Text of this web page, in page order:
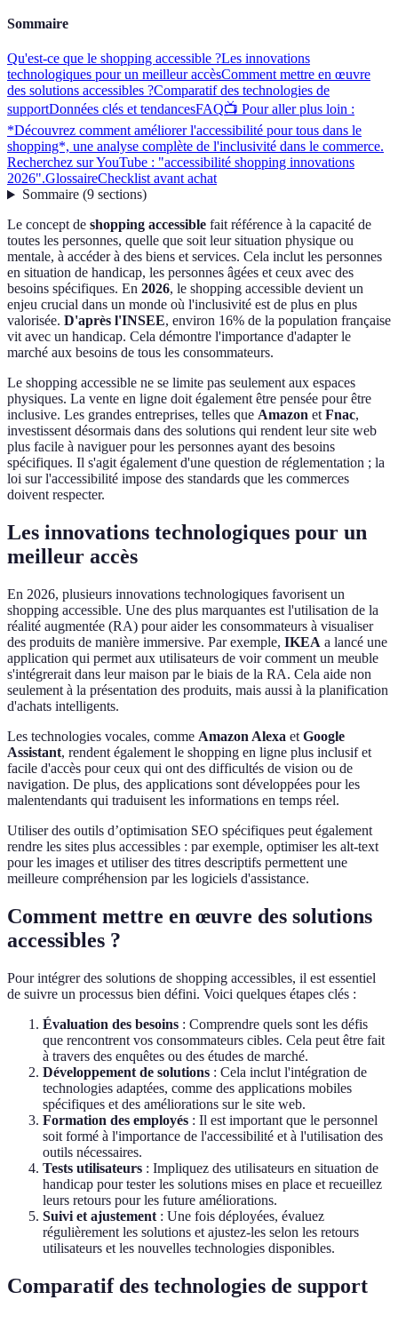
Sommaire
Qu'est-ce que le shopping accessible ?Les innovations
technologiques pour un meilleur accèsComment mettre en œuvre
des solutions accessibles ?Comparatif des technologies de
supportDonnées clés et tendancesFAQ📺 Pour aller plus loin :
*Découvrez comment améliorer l'accessibilité pour tous dans le
shopping*, une analyse complète de l'inclusivité dans le commerce.
Recherchez sur YouTube : "accessibilité shopping innovations
2026".GlossaireChecklist avant achat
Sommaire(9 sections)
Le concept de shopping accessible fait référence à la capacité de
toutes les personnes, quelle que soit leur situation physique ou
mentale, à accéder à des biens et services. Cela inclut les personnes
en situation de handicap, les personnes âgées et ceux avec des
besoins spécifiques. En 2026, le shopping accessible devient un
enjeu crucial dans un monde où l'inclusivité est de plus en plus
valorisée. D'après l'INSEE, environ 16% de la population française
vit avec un handicap. Cela démontre l'importance d'adapter le
marché aux besoins de tous les consommateurs.
Le shopping accessible ne se limite pas seulement aux espaces
physiques. La vente en ligne doit également être pensée pour être
inclusive. Les grandes entreprises, telles que Amazon etFnac,
investissent désormais dans des solutions qui rendent leur site web
plus facile à naviguer pour les personnes ayant des besoins
spécifiques. Il s'agit également d'une question de réglementation ; la
loi sur l'accessibilité impose des standards que les commerces
doivent respecter.
Les innovations technologiques pour un
meilleur accès
En 2026, plusieurs innovations technologiques favorisent un
shopping accessible. Une des plus marquantes est l'utilisation de la
réalité augmentée (RA) pour aider les consommateurs à visualiser
des produits de manière immersive. Par exemple, IKEA a lancé une
application qui permet aux utilisateurs de voir comment un meuble
s'intégrerait dans leur maison par le biais de la RA. Cela aide non
seulement à la présentation des produits, mais aussi à la planification
d'achats intelligents.
Les technologies vocales, comme Amazon Alexa et Google
Assistant, rendent également le shopping en ligne plus inclusif et
facile d'accès pour ceux qui ont des difficultés de vision ou de
navigation. De plus, des applications sont développées pour les
malentendants qui traduisent les informations en temps réel.
Utiliser des outils d’optimisation SEO spécifiques peut également
rendre les sites plus accessibles : par exemple, optimiser les alt-text
pour les images et utiliser des titres descriptifs permettent une
meilleure compréhension par les logiciels d'assistance.
Comment mettre en œuvre des solutions
accessibles ?
Pour intégrer des solutions de shopping accessibles, il est essentiel
de suivre un processus bien défini. Voici quelques étapes clés :
Évaluation des besoins : Comprendre quels sont les défis
que rencontrent vos consommateurs cibles. Cela peut être fait
à travers des enquêtes ou des études de marché.
Développement de solutions : Cela inclut l'intégration de
technologies adaptées, comme des applications mobiles
spécifiques et des améliorations sur le site web.
Formation des employés : Il est important que le personnel
soit formé à l'importance de l'accessibilité et à l'utilisation des
outils nécessaires.
Tests utilisateurs : Impliquez des utilisateurs en situation de
handicap pour tester les solutions mises en place et recueillez
leurs retours pour les future améliorations.
Suivi et ajustement : Une fois déployées, évaluez
régulièrement les solutions et ajustez-les selon les retours
utilisateurs et les nouvelles technologies disponibles.
Comparatif des technologies de support